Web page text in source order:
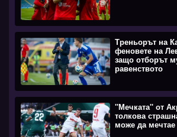
Треньорът на
феновете на
защо отборът
равенството
''Мечката'' от
толкова
може да мечтае